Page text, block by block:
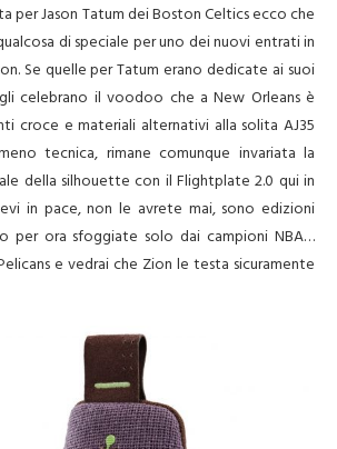
per Jason Tatum dei Boston Celtics ecco che
di speciale per uno dei nuovi entrati in
Se quelle per Tatum erano dedicate ai suoi
celebrano il voodoo che a New Orleans è
croce e materiali alternativi alla solita AJ35
tecnica, rimane comunque invariata la
della silhouette con il Flightplate 2.0 qui in
in pace, non le avrete mai, sono edizioni
per ora sfoggiate solo dai campioni NBA…
e vedrai che Zion le testa sicuramente